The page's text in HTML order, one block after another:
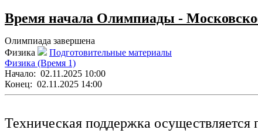
Время начала Олимпиады -
Олимпиада завершена
Физика
Подготовительные материалы
Физика (Время 1)
Начало: 02.11.2025 10:00
Конец: 02.11.2025 14:00
Техническая поддержка осуществляется